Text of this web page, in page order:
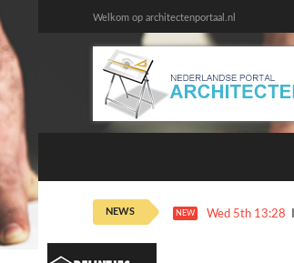
Welkom op architectenportaal.nl
NEWS NEW Wed 5th 13:28